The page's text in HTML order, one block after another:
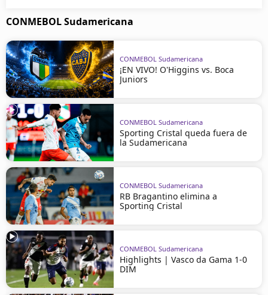
CONMEBOL Sudamericana
CONMEBOL Sudamericana
¡EN VIVO! O'Higgins vs. Boca
Juniors
CONMEBOL Sudamericana
Sporting Cristal queda fuera de
la Sudamericana
CONMEBOL Sudamericana
RB Bragantino elimina a
Sporting Cristal
CONMEBOL Sudamericana
Highlights | Vasco da Gama 1-0
DIM